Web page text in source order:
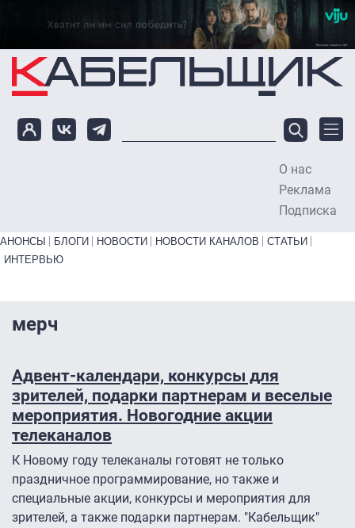
Перейти к основному содержанию
О нас
Реклама
Подписка
Primary links bottom
АНОНСЫ БЛОГИ НОВОСТИ НОВОСТИ КАНАЛОВ
СТАТЬИ
ИНТЕРВЬЮ
мерч
Адвент-календари, конкурсы для
зрителей, подарки партнерам и веселые
мероприятия. Новогодние акции
телеканалов
К Новому году телеканалы готовят не только
праздничное программирование, но также и
специальные акции, конкурсы и мероприятия для
зрителей, а также подарки партнерам. "Кабельщик"